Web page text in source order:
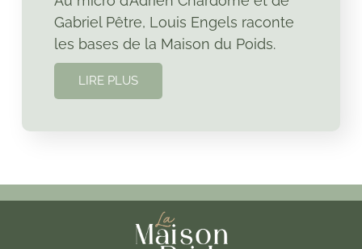
Gabriel Pêtre, Louis Engels raconte
les bases de la Maison du Poids.
LIRE PLUS